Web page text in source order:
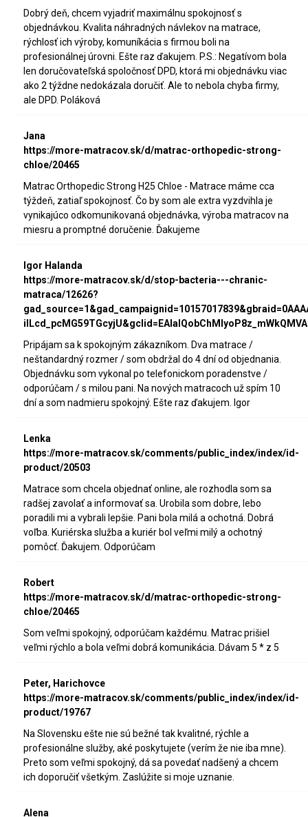
Dobrý deň, chcem vyjadriť maximálnu spokojnosť s
objednávkou. Kvalita náhradných návlekov na matrace,
rýchlosť ich výroby, komuníkácia s firmou boli na
profesionálnej úrovni. Ešte raz ďakujem. P.S.: Negatívom bola
len doručovateľská spoločnosť DPD, ktorá mi objednávku viac
ako 2 týždne nedokázala doručiť. Ale to nebola chyba firmy,
ale DPD. Poláková
Jana
https://more-matracov.sk/d/matrac-orthopedic-strong-
chloe/20465
Matrac Orthopedic Strong H25 Chloe - Matrace máme cca
týždeň, zatiaľ spokojnosť. Čo by som ale extra vyzdvihla je
vynikajúco odkomunikovaná objednávka, výroba matracov na
miesru a promptné doručenie. Ďakujeme
Igor Halanda
https://more-matracov.sk/d/stop-bacteria---chranic-
matraca/12626?
Pripájam sa k spokojným zákazníkom. Dva matrace /
neštandardný rozmer / som obdržal do 4 dní od objednania.
Objednávku som vykonal po telefonickom poradenstve /
odporúčam / s milou pani. Na nových matracoch už spím 10
dní a som nadmieru spokojný. Ešte raz ďakujem. Igor
Lenka
https://more-matracov.sk/comments/public_index/index/id-
product/20503
Matrace som chcela objednať online, ale rozhodla som sa
radšej zavolať a informovať sa. Urobila som dobre, lebo
poradili mi a vybrali lepšie. Pani bola milá a ochotná. Dobrá
voľba. Kuriérska služba a kuriér bol veľmi milý a ochotný
pomôcť. Ďakujem. Odporúčam
Robert
https://more-matracov.sk/d/matrac-orthopedic-strong-
chloe/20465
Som veľmi spokojný, odporúčam každému. Matrac prišiel
veľmi rýchlo a bola veľmi dobrá komunikácia. Dávam 5 * z 5
Peter, Harichovce
https://more-matracov.sk/comments/public_index/index/id-
product/19767
Na Slovensku ešte nie sú bežné tak kvalitné, rýchle a
profesionálne služby, aké poskytujete (verím že nie iba mne).
Preto som veľmi spokojný, dá sa povedať nadšený a chcem
ich doporučiť všetkým. Zaslúžite si moje uznanie.
Alena